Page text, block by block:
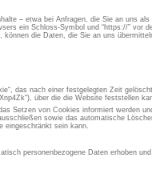
– etwa bei Anfragen, die Sie an uns
ein Schloss-Symbol und “https://” vor
die Daten, die Sie an uns
das nach einer festgelegten Zeit
über die die Website feststellen
Setzen von Cookies informiert werden
sowie das automatische
eingeschränkt sein kann.
personenbezogene Daten erhoben